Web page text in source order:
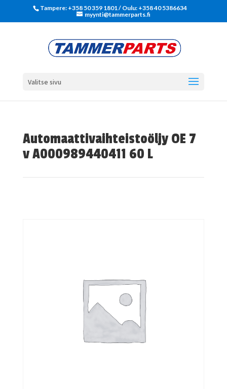
Tampere: +358 50 359 1801‬ / Oulu: +358 40 5386634
myynti@tammerparts.fi
Valitse sivu
Automaattivaihteistoöljy OE 7
v A000989440411 60 L